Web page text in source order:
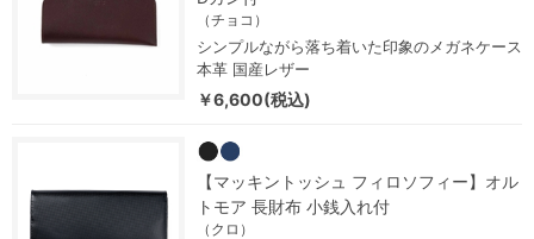
（チョコ）
シンプルながら落ち着いた印象のメガネケース
本革 国産レザー
￥6,600(税込)
【マッキントッシュ フィロソフィー】オル
トモア 長財布 小銭入れ付
（クロ）